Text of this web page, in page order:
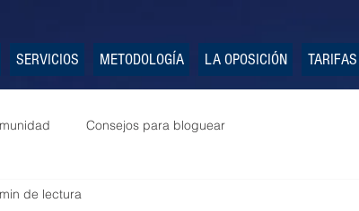
SERVICIOS METODOLOGÍA LA OPOSICIÓN TARIFAS
Consejos para bloguear
de lectura